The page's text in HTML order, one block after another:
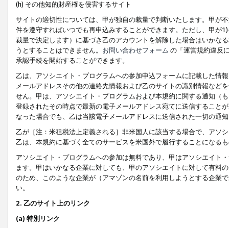
(h) その他知的財産権を侵害するサイト
サイトの適切性については、甲が独自の裁量で判断いたします。甲が
件を遵守すればいつでも再申込みすることができます。ただし、甲が
裁量で決定します）に基づき乙のアカウントを解除した場合はいかな
うとすることはできません。 お問い合わせフォーム の「運営規約違反
承認手続を開始することができます。
乙は、アソシエイト・プログラムへの参加申込フォームに記載した情
メールアドレスその他の連絡先情報および乙のサイトの識別情報など
せん。甲は、アソシエイト・プログラムおよび本規約に関する通知（
登録されたその時点で最新の電子メールアドレス宛てに送信すること
なった場合でも、乙は当該電子メールアドレスに送信された一切の通
乙が［注：米租税法上定義される］非米国人に該当する場合で、アソ
乙は、本規約に基づく全てのサービスを米国外で履行することになる
アソシエイト・プログラムへの参加は無料であり、甲はアソシエイト
ます。甲はいかなる企業に対しても、甲のアソシエイトに対して有料
のため、このような企業が（アマゾンの名前を利用しようとする企業
い。
2. 乙のサイト上のリンク
(a) 特別リンク